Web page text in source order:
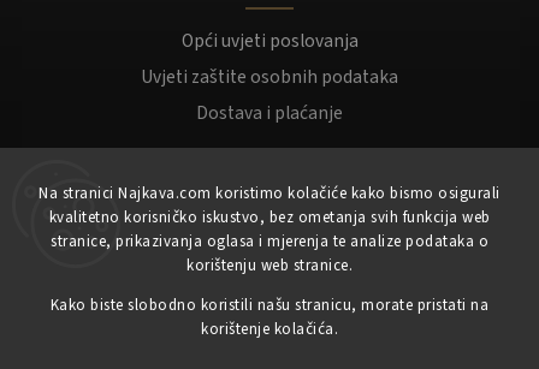
Na stranici Najkava.com koristimo kolačiće kako bismo osigurali
kvalitetno korisničko iskustvo, bez ometanja svih funkcija web
stranice, prikazivanja oglasa i mjerenja te analize podataka o
korištenju web stranice.
Kako biste slobodno koristili našu stranicu, morate pristati na
korištenje kolačića.
Opći uvjeti poslovanja
Uvjeti zaštite osobnih podataka
Dostava i plaćanje
Moj račun
Registracija
Prijaviti se